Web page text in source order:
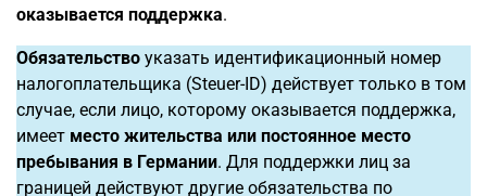
оказывается поддержка.
Обязательство указать идентификационный номер
налогоплательщика (Steuer-ID) действует только в том
случае, если лицо, которому оказывается поддержка,
имеет место жительства или постоянное место
пребывания в Германии. Для поддержки лиц за
границей действуют другие обязательства по